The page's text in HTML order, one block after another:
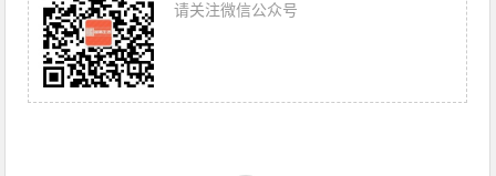
请关注微信公众号